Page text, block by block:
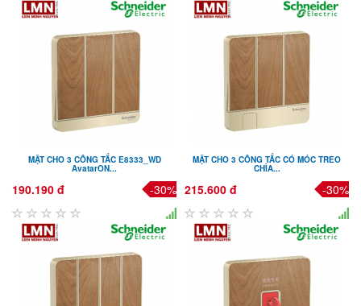
MẶT CHO 3 CÔNG TẮC E8333_WD
AvatarON...
190.190 đ -30%
MẶT CHO 3 CÔNG TẮC CÓ MÓC TREO
CHÌA...
215.600 đ -30%